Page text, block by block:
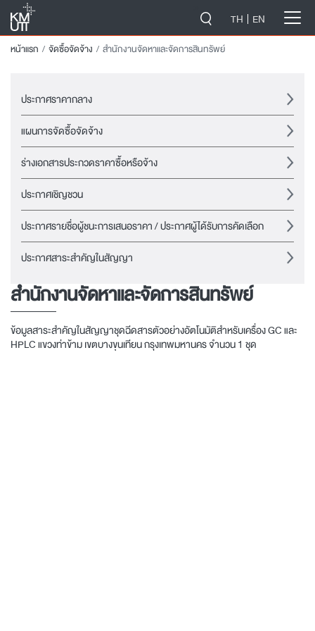
TH EN
หน้าแรก จัดซื้อจัดจ้าง สำนักงานจัดหาและจัดการสินทรัพย์
ประกาศราคากลาง
แผนการจัดซื้อจัดจ้าง
ร่างเอกสารประกวดราคาซื้อหรือจ้าง
ประกาศเชิญชวน
ประกาศรายชื่อผู้ชนะการเสนอราคา / ประกาศผู้ได้รับการคัดเลือก
ประกาศสาระสำคัญในสัญญา
สำนักงานจัดหาและจัดการสินทรัพย์
ข้อมูลสาระสำคัญในสัญญาชุดฉีดสารตัวอย่างอัตโนมัติสำหรับเครื่อง GC และ
HPLC แขวงท่าข้าม เขตบางขุนเทียน กรุงเทพมหานคร จำนวน 1 ชุด